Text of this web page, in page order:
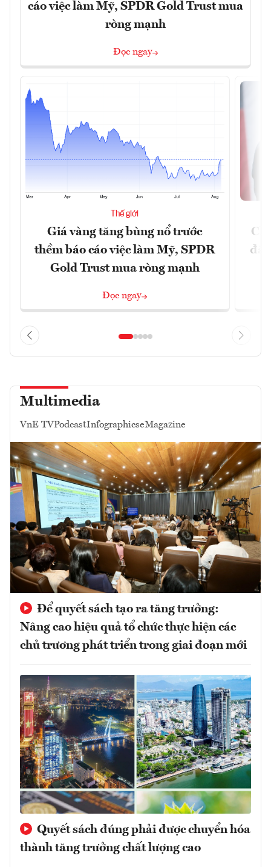
cáo việc làm Mỹ, SPDR Gold Trust mua
ròng mạnh
Đọc ngay
Thế giới
Giá vàng tăng bùng nổ trước
thềm báo cáo việc làm Mỹ, SPDR
Gold Trust mua ròng mạnh
Đọc ngay
đã
Multimedia
VnE TVPodcastInfographicseMagazine
Để quyết sách tạo ra tăng trưởng:
Nâng cao hiệu quả tổ chức thực hiện các
chủ trương phát triển trong giai đoạn mới
Quyết sách đúng phải được chuyển hóa
thành tăng trưởng chất lượng cao